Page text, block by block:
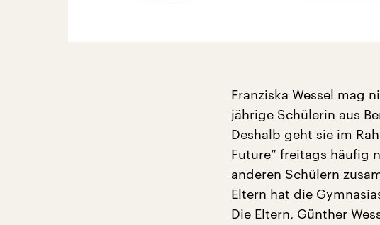
Franziska Wessel mag
jährige Schülerin aus
Deshalb geht sie im
Future“ freitags häufig
anderen Schülern
Eltern hat die
Die Eltern, Günther